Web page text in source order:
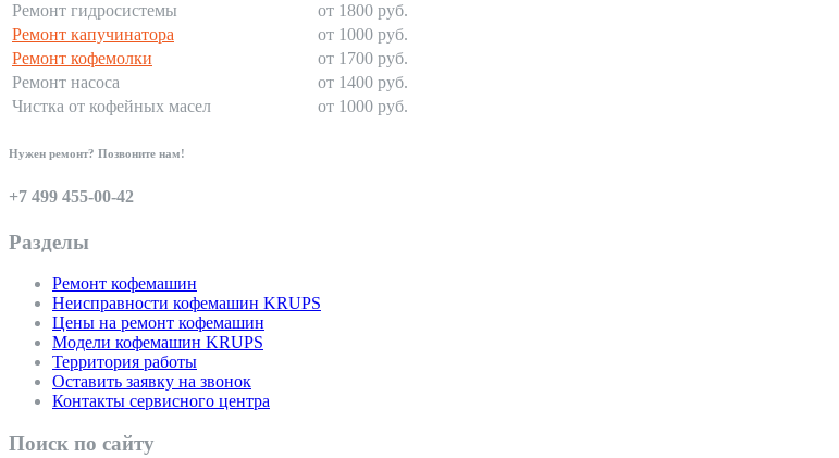
Ремонт гидросистемы
от 1800 руб.
Ремонт капучинатора
от 1000 руб.
Ремонт кофемолки
от 1700 руб.
Ремонт насоса
от 1400 руб.
Чистка от кофейных масел
от 1000 руб.
Нужен ремонт? Позвоните нам!
+7 499 455-00-42
Разделы
Ремонт кофемашин
Неисправности кофемашин KRUPS
Цены на ремонт кофемашин
Модели кофемашин KRUPS
Территория работы
Оставить заявку на звонок
Контакты сервисного центра
Поиск по сайту